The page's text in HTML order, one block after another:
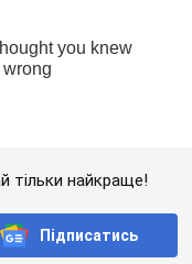
тільки найкраще!
Підписатись